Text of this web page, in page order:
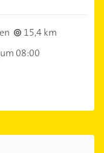
15,4 km
08:00